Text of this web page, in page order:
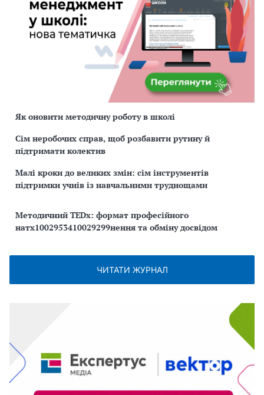
Як оновити методичну роботу в школі
Сім неробочих справ, щоб розбавити рутину й
підтримати колектив
Малі кроки до великих змін: сім інструментів
підтримки учнів із навчальними труднощами
Методичний TEDx: формат професійного
натх1002953410029299нення та обміну досвідом
ЧИТАТИ ЖУРНАЛ